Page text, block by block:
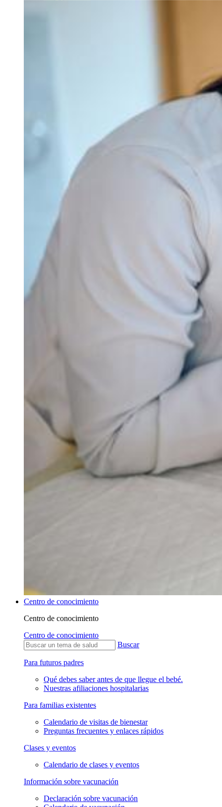
Centro de conocimiento
Centro de conocimiento
Centro de conocimiento
Buscar
Para futuros padres
Qué debes saber antes de que llegue el bebé.
Nuestras afiliaciones hospitalarias
Para familias existentes
Calendario de visitas de bienestar
Preguntas frecuentes y enlaces rápidos
Clases y eventos
Calendario de clases y eventos
Información sobre vacunación
Declaración sobre vacunación